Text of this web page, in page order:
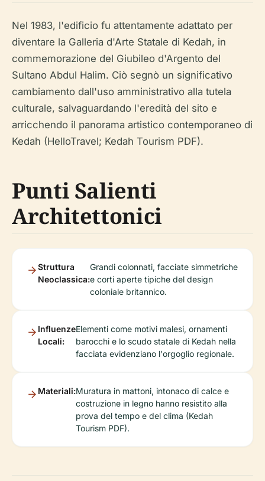
Nel 1983, l'edificio fu attentamente adattato per
diventare la Galleria d'Arte Statale di Kedah, in
commemorazione del Giubileo d'Argento del
Sultano Abdul Halim. Ciò segnò un significativo
cambiamento dall'uso amministrativo alla tutela
culturale, salvaguardando l'eredità del sito e
arricchendo il panorama artistico contemporaneo di
Kedah (HelloTravel; Kedah Tourism PDF).
Punti Salienti
Architettonici
Struttura
Neoclassica:
Grandi colonnati, facciate simmetriche
e corti aperte tipiche del design
coloniale britannico.
Influenze
Locali:
Elementi come motivi malesi, ornamenti
barocchi e lo scudo statale di Kedah nella
facciata evidenziano l'orgoglio regionale.
Materiali:Muratura in mattoni, intonaco di calce e
costruzione in legno hanno resistito alla
prova del tempo e del clima (Kedah
Tourism PDF).